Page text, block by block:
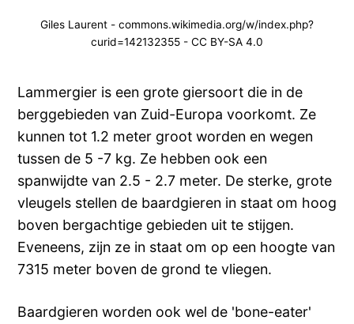
Giles Laurent - commons.wikimedia.org/w/index.php?
curid=142132355 - CC BY-SA 4.0
Lammergier is een grote giersoort die in de
berggebieden van Zuid-Europa voorkomt. Ze
kunnen tot 1.2 meter groot worden en wegen
tussen de 5 -7 kg. Ze hebben ook een
spanwijdte van 2.5 - 2.7 meter. De sterke, grote
vleugels stellen de baardgieren in staat om hoog
boven bergachtige gebieden uit te stijgen.
Eveneens, zijn ze in staat om op een hoogte van
7315 meter boven de grond te vliegen.
Baardgieren worden ook wel de 'bone-eater'